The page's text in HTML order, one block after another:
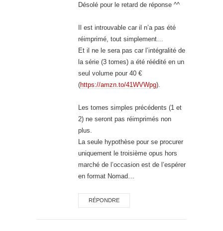
Désolé pour le retard de réponse ^^
Il est introuvable car il n’a pas été
réimprimé, tout simplement…
Et il ne le sera pas car l’intégralité de
la série (3 tomes) a été réédité en un
seul volume pour 40 €
(https://amzn.to/41WVWpg).
Les tomes simples précédents (1 et
2) ne seront pas réimprimés non
plus.
La seule hypothèse pour se procurer
uniquement le troisième opus hors
marché de l’occasion est de l’espérer
en format Nomad…
RÉPONDRE